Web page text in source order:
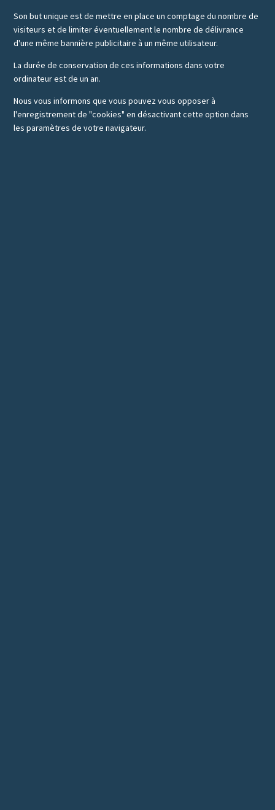
Son but unique est de mettre en place un comptage du nombre de
visiteurs et de limiter éventuellement le nombre de délivrance
d'une même bannière publicitaire à un même utilisateur.
La durée de conservation de ces informations dans votre
ordinateur est de un an.
Nous vous informons que vous pouvez vous opposer à
l'enregistrement de "cookies" en désactivant cette option dans
les paramètres de votre navigateur.